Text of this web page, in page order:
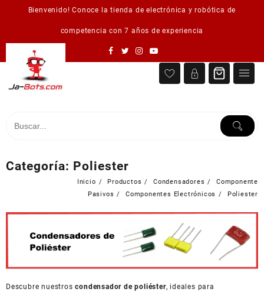
Bienvenido! Conoce la tienda de electrónica y robótica de
competencia con 7 años de experiencia
Categoría: Poliester
Inicio Productos Condensadores
Componente
Pasivos
Componentes Electrónicos Poliester
Descubre nuestroscondensador de poliéster, ideales para